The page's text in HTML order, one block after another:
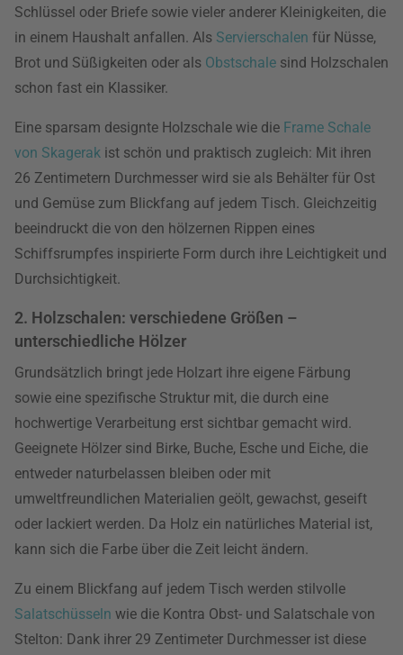
Schlüssel oder Briefe sowie vieler anderer Kleinigkeiten, die
in einem Haushalt anfallen. Als Servierschalen für Nüsse,
Brot und Süßigkeiten oder als Obstschale sind Holzschalen
schon fast ein Klassiker.
Eine sparsam designte Holzschale wie die Frame Schale
von Skagerak ist schön und praktisch zugleich: Mit ihren
26 Zentimetern Durchmesser wird sie als Behälter für Ost
und Gemüse zum Blickfang auf jedem Tisch. Gleichzeitig
beeindruckt die von den hölzernen Rippen eines
Schiffsrumpfes inspirierte Form durch ihre Leichtigkeit und
Durchsichtigkeit.
2. Holzschalen: verschiedene Größen –
unterschiedliche Hölzer
Grundsätzlich bringt jede Holzart ihre eigene Färbung
sowie eine spezifische Struktur mit, die durch eine
hochwertige Verarbeitung erst sichtbar gemacht wird.
Geeignete Hölzer sind Birke, Buche, Esche und Eiche, die
entweder naturbelassen bleiben oder mit
umweltfreundlichen Materialien geölt, gewachst, geseift
oder lackiert werden. Da Holz ein natürliches Material ist,
kann sich die Farbe über die Zeit leicht ändern.
Zu einem Blickfang auf jedem Tisch werden stilvolle
Salatschüsseln wie die Kontra Obst- und Salatschale von
Stelton: Dank ihrer 29 Zentimeter Durchmesser ist diese